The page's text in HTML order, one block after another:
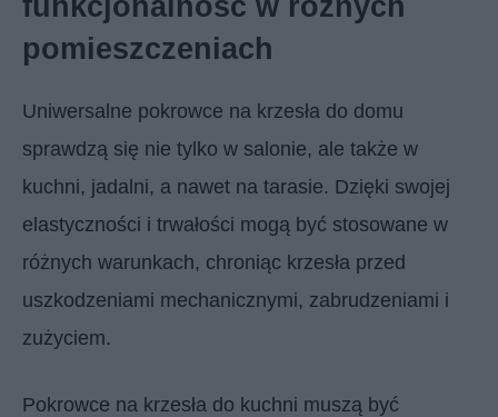
pomieszczeniach
Uniwersalne pokrowce na krzesła do domu
sprawdzą się nie tylko w salonie, ale także w
kuchni, jadalni, a nawet na tarasie. Dzięki swojej
elastyczności i trwałości mogą być stosowane w
różnych warunkach, chroniąc krzesła przed
uszkodzeniami mechanicznymi, zabrudzeniami i
zużyciem.
Pokrowce na krzesła do kuchni muszą być